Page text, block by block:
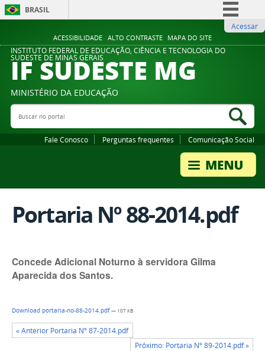
ACESSIBILIDADE ALTO CONTRASTE MAPA DO SITE
BRASIL
Comunica BR
Participe
Legislação
Acessar
INSTITUTO FEDERAL DE EDUCAÇÃO, CIÊNCIA E TECNOLOGIA DO
SUDESTE DE MINAS GERAIS
IF SUDESTE MG
MINISTÉRIO DA EDUCAÇÃO
Buscar no portal
Fale Conosco Perguntas frequentes Comunicação Social
Portaria Nº 88-2014.pdf
Concede Adicional Noturno à servidora Gilma
Aparecida dos Santos.
Download portaria-no-88-2014.pdf— 107 KB
« Anterior Portaria Nº 87-2014.pdf
Próximo: Portaria Nº 89-2014.pdf »